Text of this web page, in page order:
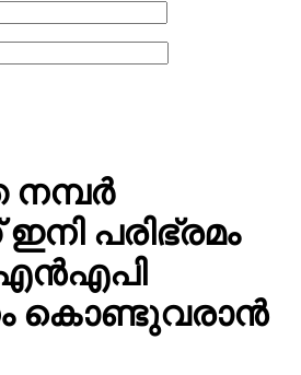
നമ്പര്‍
പരിഭ്രമം
കൊണ്ടുവരാന്‍